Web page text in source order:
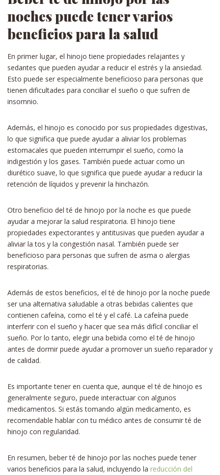
noches puede tener varios
beneficios para la salud
En primer lugar, el hinojo tiene propiedades relajantes y
sedantes que pueden ayudar a reducir el estrés y la ansiedad.
Esto puede ser especialmente beneficioso para personas que
tienen dificultades para conciliar el sueño o que sufren de
insomnio.
Además, el hinojo es conocido por sus propiedades digestivas,
lo que significa que puede ayudar a aliviar los problemas
estomacales que pueden interrumpir el sueño, como la
indigestión y los gases. También puede actuar como un
diurético suave, lo que significa que puede ayudar a reducir la
retención de líquidos y prevenir la hinchazón.
Otro beneficio del té de hinojo por la noche es que puede
ayudar a mejorar la salud respiratoria. El hinojo tiene
propiedades expectorantes y antitusivas que pueden ayudar a
aliviar la tos y la congestión nasal. También puede ser
beneficioso para personas que sufren de asma o alergias
respiratorias.
Además de estos beneficios, el té de hinojo por la noche puede
ser una alternativa saludable a otras bebidas calientes que
contienen cafeína, como el té y el café. La cafeína puede
interferir con el sueño y hacer que sea más difícil conciliar el
sueño. Por lo tanto, elegir una bebida como el té de hinojo
antes de dormir puede ayudar a promover un sueño reparador y
de calidad.
Es importante tener en cuenta que, aunque el té de hinojo es
generalmente seguro, puede interactuar con algunos
medicamentos. Si estás tomando algún medicamento, es
recomendable hablar con tu médico antes de consumir té de
hinojo con regularidad.
En resumen, beber té de hinojo por las noches puede tener
varios beneficios para la salud, incluyendo la reducción del